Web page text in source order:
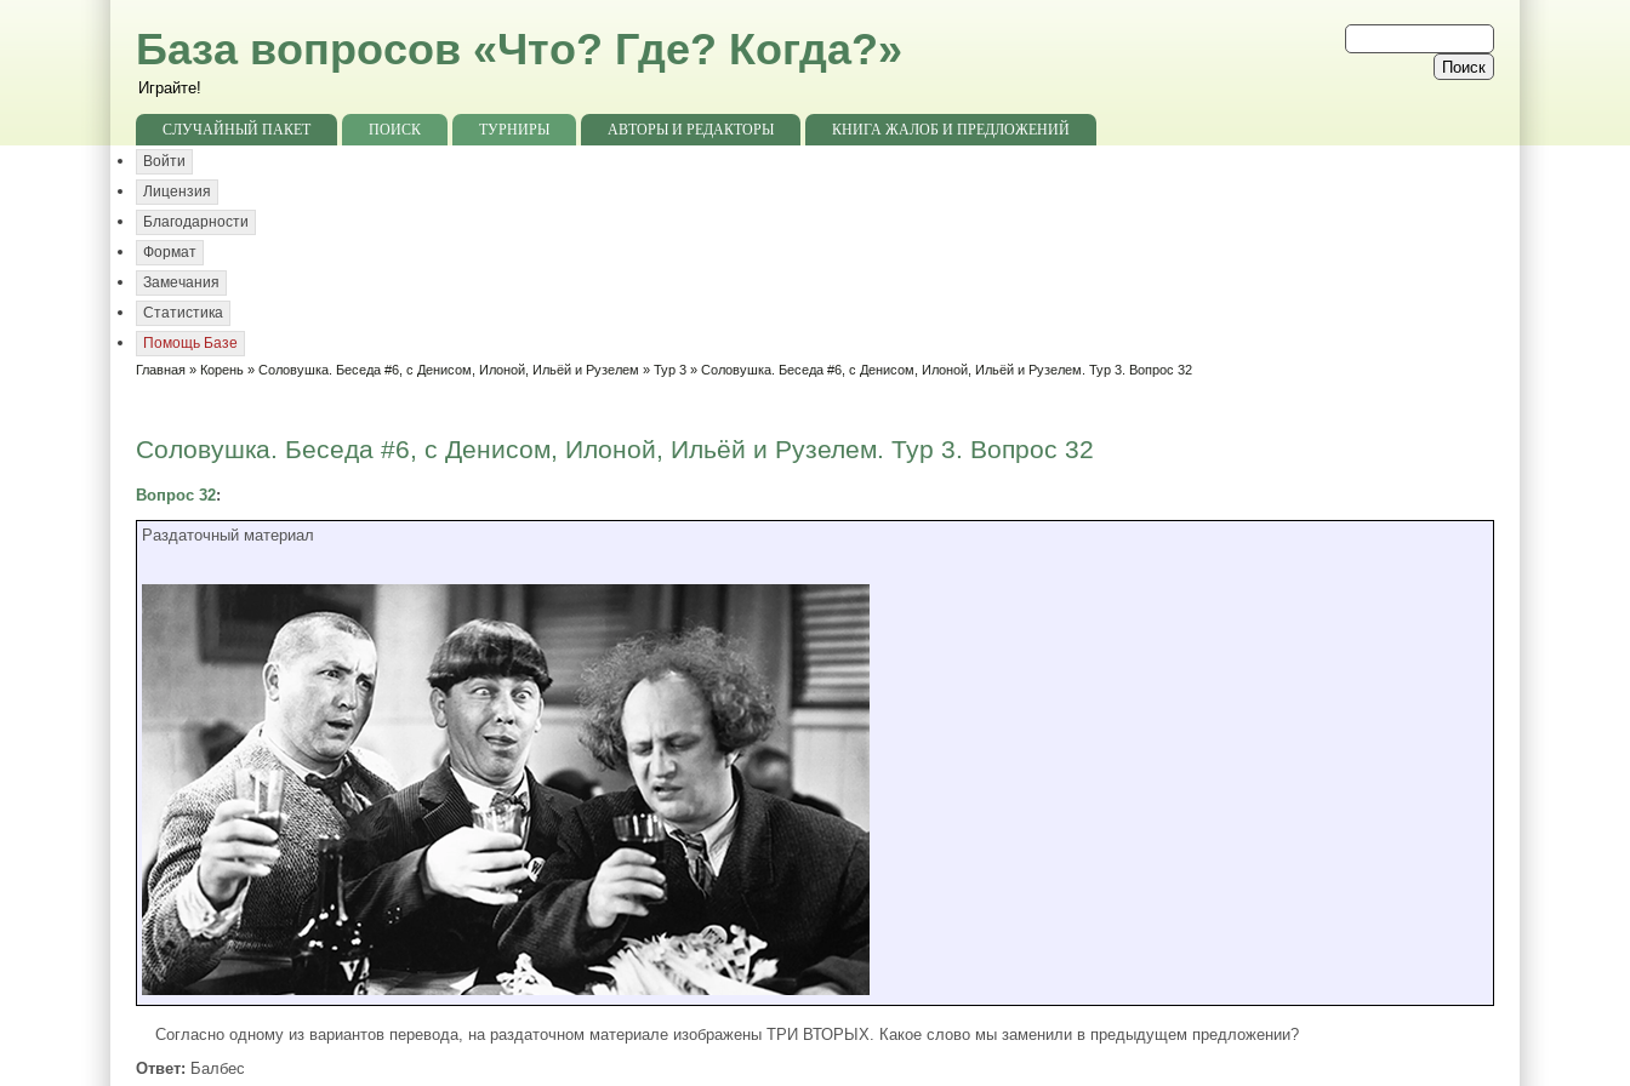
База вопросов «Что? Где? Когда?»
Играйте!
СЛУЧАЙНЫЙ ПАКЕТ ПОИСК ТУРНИРЫ АВТОРЫ И РЕДАКТОРЫ
КНИГА ЖАЛОБ И ПРЕДЛОЖЕНИЙ
Войти
Лицензия
Благодарности
Формат
Замечания
Статистика
Помощь Базе
Главная » Корень »Соловушка. Беседа #6, с Денисом, Илоной, Ильёй и Рузелем »Тур 3 » Соловушка. Беседа #6, с Денисом, Илоной, Ильёй и Рузелем. Тур 3. Вопрос 32
Соловушка. Беседа #6, с Денисом, Илоной, Ильёй и Рузелем. Тур 3. Вопрос 32
Вопрос 32:
Раздаточный материал
Согласно одному из вариантов перевода, на раздаточном материале изображены ТРИ ВТОРЫХ. Какое слово мы заменили в предыдущем предложении?
Ответ: Балбес